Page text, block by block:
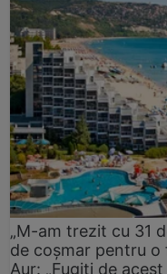
„M-am trezit cu 31
de coșmar pentru o
Aur: „Fugiți de acest